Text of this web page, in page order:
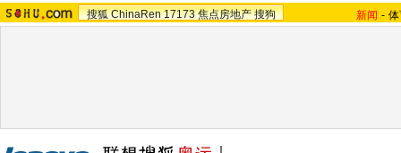
搜狐 ChinaRen 17173 焦点房地产 搜狗 新闻 -